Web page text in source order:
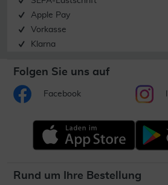
Apple Pay
Vorkasse
Klarna
Folgen Sie uns auf
Facebook
Rund um Ihre Bestellung